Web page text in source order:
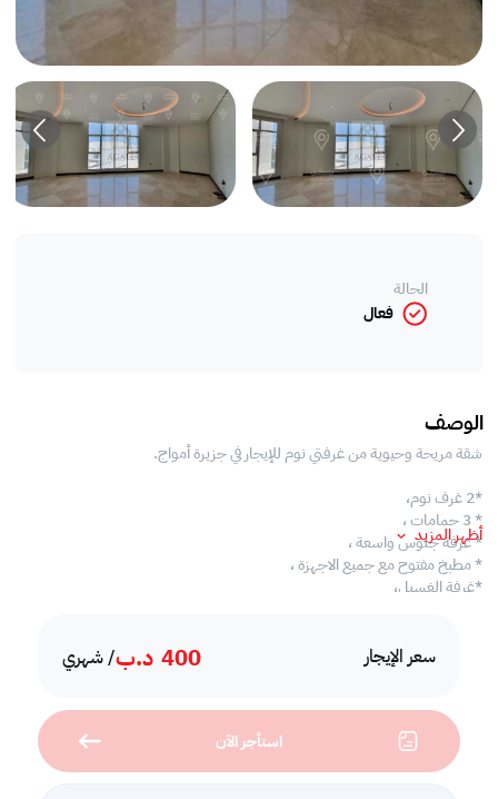
سعر الإيجار 400 د.ب/ شهري
استأجر الآن
الحالة
فعال
الوصف
شقة مريحة وحيوية من غرفتي نوم للإيجار في جزيرة أمواج.
*2 غرف نوم،
* 3 حمامات ،
* غرفة جلوس واسعة ،
* مطبخ مفتوح مع جميع الاجهزة ،
*غرفة الغسيل،
*حمام السباحة،
* أمن على مدار 24 ساعة.
الإيجار: 400 دينار بحريني شاملة
أظهر المزيد